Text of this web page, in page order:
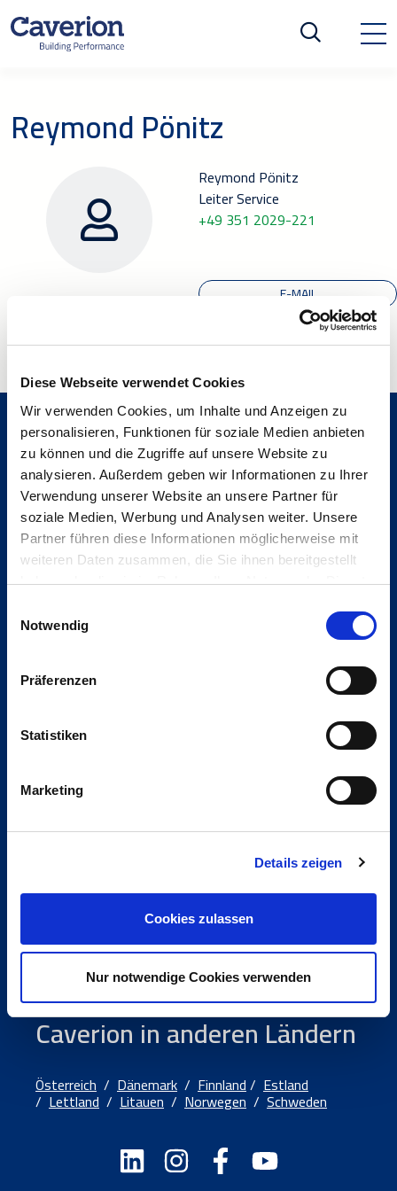
Diese Webseite verwendet Cookies
Wir verwenden Cookies, um Inhalte und Anzeigen zu
personalisieren, Funktionen für soziale Medien anbieten
zu können und die Zugriffe auf unsere Website zu
analysieren. Außerdem geben wir Informationen zu Ihrer
Verwendung unserer Website an unsere Partner für
soziale Medien, Werbung und Analysen weiter. Unsere
Partner führen diese Informationen möglicherweise mit
weiteren Daten zusammen, die Sie ihnen bereitgestellt
haben oder die sie im Rahmen Ihrer Nutzung der Dienste
Cookie-Erklärung
auf unserer Website jederzeit ändern
Notwendig
Präferenzen
Statistiken
Marketing
Details zeigen
Cookies zulassen
Nur notwendige Cookies verwenden
Reymond Pönitz
Reymond Pönitz
Leiter Service
+49 351 2029-221
E-MAIL
Unser Angebot
Build
Smart
Maintain
Partner
Blog
Referenzen
Newsletter
Caverion in anderen Ländern
Österreich / Dänemark / Finnland/ Estland
/ Lettland / Litauen / Norwegen / Schweden